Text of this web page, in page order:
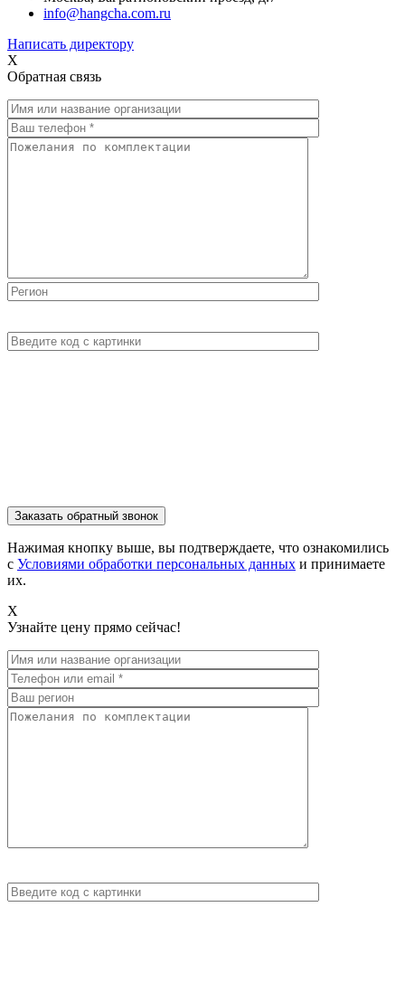
info@hangcha.com.ru
Написать директору
X
Обратная связь
Нажимая кнопку выше, вы подтверждаете, что ознакомились
с Условиями обработки персональных данных и принимаете
их.
X
Узнайте цену прямо сейчас!